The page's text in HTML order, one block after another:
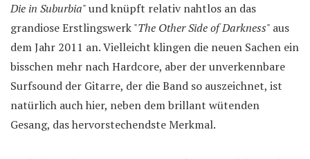
Die in Suburbia" und knüpft relativ nahtlos an das
grandiose Erstlingswerk "The Other Side of Darkness" aus
dem Jahr 2011 an. Vielleicht klingen die neuen Sachen ein
bisschen mehr nach Hardcore, aber der unverkennbare
Surfsound der Gitarre, der die Band so auszeichnet, ist
natürlich auch hier, neben dem brillant wütenden
Gesang, das hervorstechendste Merkmal.